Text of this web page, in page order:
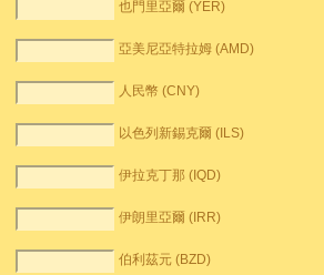
也門里亞爾 (YER)
亞美尼亞特拉姆 (AMD)
人民幣 (CNY)
以色列新錫克爾 (ILS)
伊拉克丁那 (IQD)
伊朗里亞爾 (IRR)
伯利茲元 (BZD)